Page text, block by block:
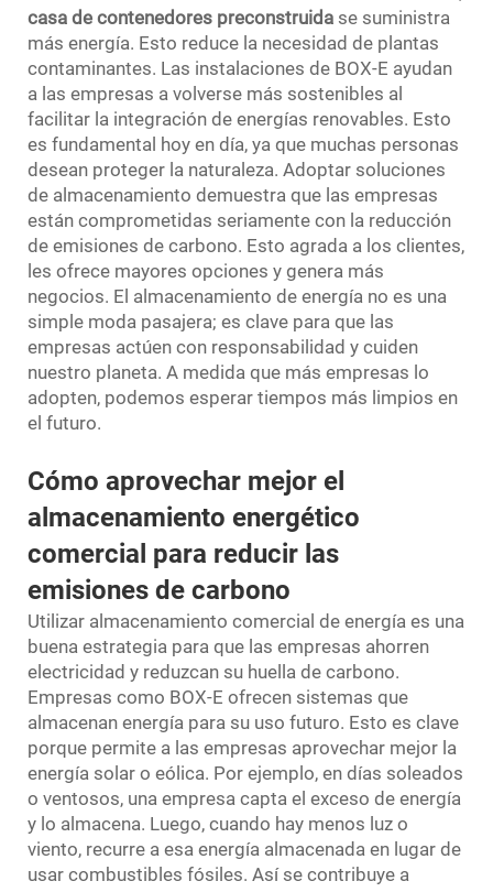
casa de contenedores preconstruida se suministra
más energía. Esto reduce la necesidad de plantas
contaminantes. Las instalaciones de BOX-E ayudan
a las empresas a volverse más sostenibles al
facilitar la integración de energías renovables. Esto
es fundamental hoy en día, ya que muchas personas
desean proteger la naturaleza. Adoptar soluciones
de almacenamiento demuestra que las empresas
están comprometidas seriamente con la reducción
de emisiones de carbono. Esto agrada a los clientes,
les ofrece mayores opciones y genera más
negocios. El almacenamiento de energía no es una
simple moda pasajera; es clave para que las
empresas actúen con responsabilidad y cuiden
nuestro planeta. A medida que más empresas lo
adopten, podemos esperar tiempos más limpios en
el futuro.
Cómo aprovechar mejor el
almacenamiento energético
comercial para reducir las
emisiones de carbono
Utilizar almacenamiento comercial de energía es una
buena estrategia para que las empresas ahorren
electricidad y reduzcan su huella de carbono.
Empresas como BOX-E ofrecen sistemas que
almacenan energía para su uso futuro. Esto es clave
porque permite a las empresas aprovechar mejor la
energía solar o eólica. Por ejemplo, en días soleados
o ventosos, una empresa capta el exceso de energía
y lo almacena. Luego, cuando hay menos luz o
viento, recurre a esa energía almacenada en lugar de
usar combustibles fósiles. Así se contribuye a